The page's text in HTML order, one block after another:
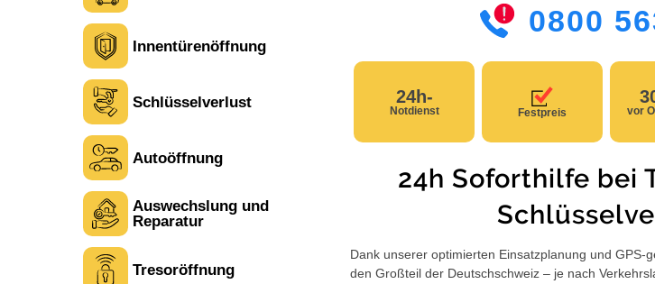
0800
24h-
Notdienst Festpreis vor
24h Soforthilfe bei
Dank unserer optimierten Einsatzplanung und GPS-
den Großteil der Deutschschweiz – je nach
Innentürenöffnung
Schlüsselverlust
Autoöffnung
Auswechslung und
Reparatur
Tresoröffnung
L Laura M. aus Zürich
Sehr freundlich am Telefon und vor Ort.